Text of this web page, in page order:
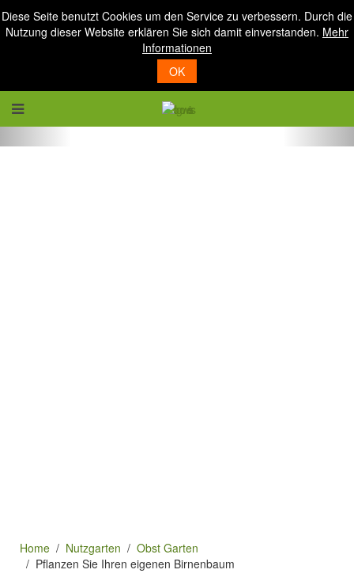
Diese Seite benutzt Cookies um den Service zu verbessern. Durch die
Nutzung dieser Website erklären Sie sich damit einverstanden. Mehr
Informationen
OK
Home Nutzgarten
Obst Garten
Pflanzen Sie Ihren eigenen Birnenbaum